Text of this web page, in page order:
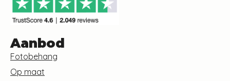
Aanbod
Fotobehang
Op maat